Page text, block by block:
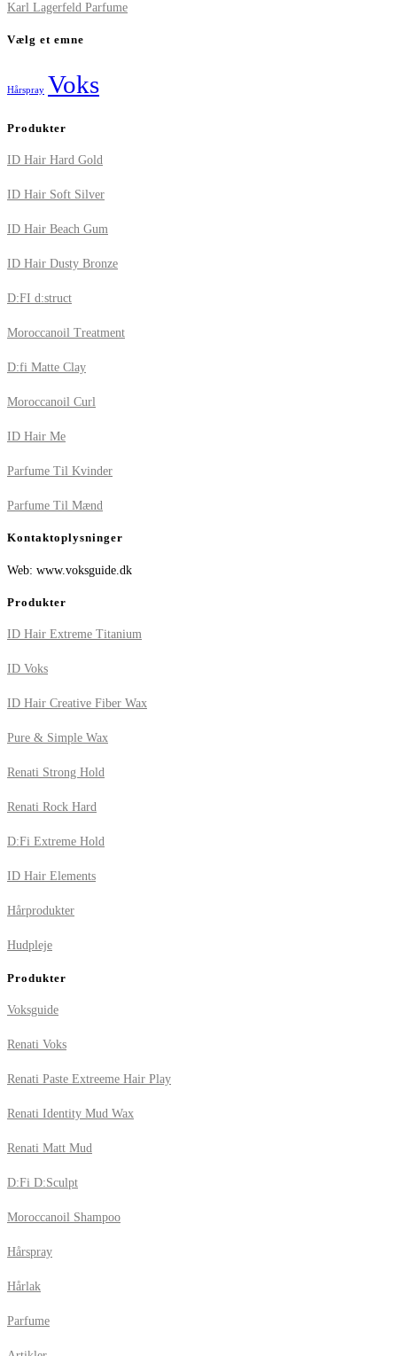
Karl Lagerfeld Parfume
Vælg et emne
Hårspray Voks
Produkter
ID Hair Hard Gold
ID Hair Soft Silver
ID Hair Beach Gum
ID Hair Dusty Bronze
D:FI d:struct
Moroccanoil Treatment
D:fi Matte Clay
Moroccanoil Curl
ID Hair Me
Parfume Til Kvinder
Parfume Til Mænd
Kontaktoplysninger
Web: www.voksguide.dk
Produkter
ID Hair Extreme Titanium
ID Voks
ID Hair Creative Fiber Wax
Pure & Simple Wax
Renati Strong Hold
Renati Rock Hard
D:Fi Extreme Hold
ID Hair Elements
Hårprodukter
Hudpleje
Produkter
Voksguide
Renati Voks
Renati Paste Extreeme Hair Play
Renati Identity Mud Wax
Renati Matt Mud
D:Fi D:Sculpt
Moroccanoil Shampoo
Hårspray
Hårlak
Parfume